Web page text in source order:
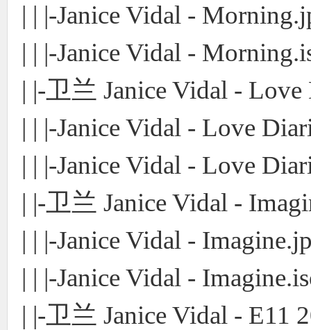
| | |-Janice Vidal -
| | |-Janice Vidal -
| |-卫兰 Janice Vidal -
| | |-Janice Vidal - Love
| | |-Janice Vidal - Love
| |-卫兰 Janice Vidal -
| | |-Janice Vidal -
| | |-Janice Vidal -
| |-卫兰 Janice Vidal - E11